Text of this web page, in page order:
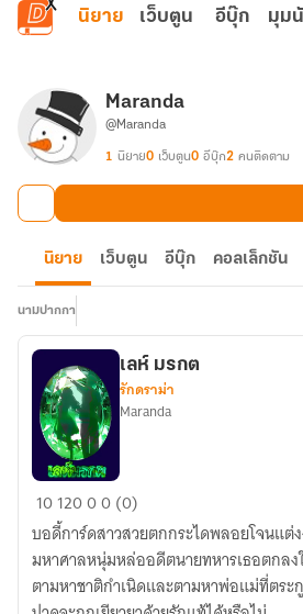
ข้ามไปยังเนื้อหาหลัก
นิยาย เว็บตูน อีบุ๊ก มุม
Maranda
@Maranda
1 นิยาย0 เว็บตูน0 อีบุ๊ก2 คนติดตาม
นิยาย เว็บตูน อีบุ๊ก คอลเล็กชัน
นามปากกา
เลห์
มรกต
เลห์ มรกต
รักดราม่า
Maranda
1012000 (0)
บอดี้การ์ดสาวสวยตกกระไดพลอยโจนแต่
มหาศาลหนุ่มหล่ออดีตนายทหารเธอตกลง
ตามหาชาติกำเนิดและตามหาพ่อแม่ที่ตระ